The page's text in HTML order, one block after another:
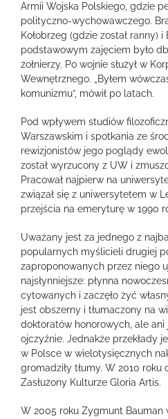
Armii Wojska Polskiego, gdzie
polityczno-wychowawczego.
Kołobrzeg (gdzie został ranny)
podstawowym zajęciem było
żołnierzy. Po wojnie służył w
Wewnętrznego. „Byłem
komunizmu”, mówił po latach.
Pod wpływem studiów
Warszawskim i spotkania ze
rewizjonistów jego poglądy
został wyrzucony z UW i
Pracował najpierw na
związał się z uniwersytetem w
przejścia na emeryturę w 1990
Uważany jest za jednego z
popularnych myślicieli drugiej
zaproponowanych przez niego
najsłynniejsze: płynna
cytowanych i zaczęło żyć
jest obszerny i tłumaczony na
doktoratów honorowych, ale ani
ojczyźnie. Jednakże przekłady
w Polsce w wielotysięcznych
gromadziły tłumy. W 2010 roku
Zasłużony Kulturze Gloria Artis.
W 2005 roku Zygmunt Bauman